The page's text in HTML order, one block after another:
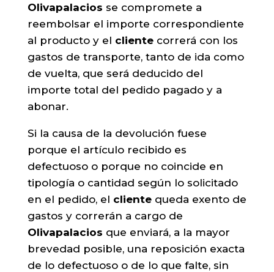
Olivapalacios se compromete a
reembolsar el importe correspondiente
al producto y el clientecorrerá con los
gastos de transporte, tanto de ida como
de vuelta, que será deducido del
importe total del pedido pagado y a
abonar.
Si la causa de la devolución fuese
porque el artículo recibido es
defectuoso o porque no coincide en
tipología o cantidad según lo solicitado
en el pedido, el clientequeda exento de
gastos y correrán a cargo de
Olivapalacios que enviará, a la mayor
brevedad posible, una reposición exacta
de lo defectuoso o de lo que falte, sin